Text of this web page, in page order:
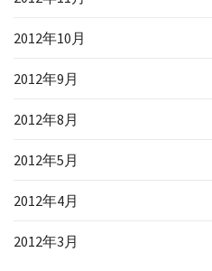
2012年10月
2012年9月
2012年8月
2012年5月
2012年4月
2012年3月